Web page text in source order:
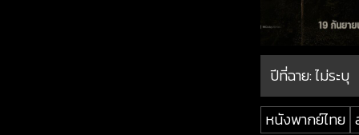
ปีที่ฉาย:ไม่ระบุ
หนังพากย์ไทย